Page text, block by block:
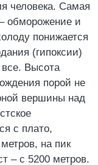
человека. Самая
обморожение и
понижается
(гипоксии)
Высота
порой не
вершины над
с плато,
на пик
– с 5200 метров.